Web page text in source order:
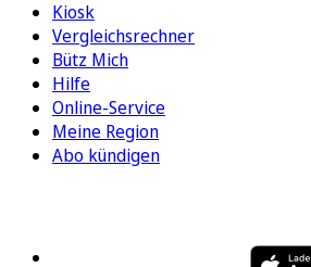
Kiosk
Vergleichsrechner
Bütz Mich
Hilfe
Online-Service
Meine Region
Abo kündigen